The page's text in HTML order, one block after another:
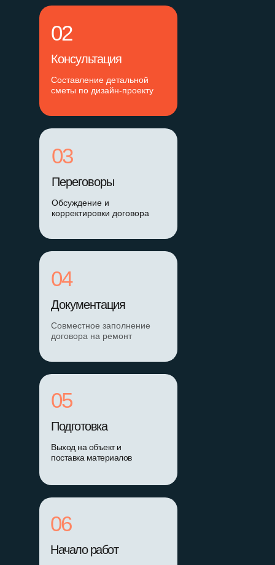
02
Составление детальной
сметы по дизайн-проекту
Консультация
03
Обсуждение и
корректировки договора
Переговоры
04
Совместное заполнение
договора на ремонт
Документация
05
Выход на объект и
поставка материалов
Подготовка
06
Начало работ